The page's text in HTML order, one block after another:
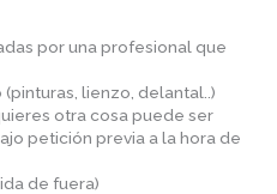
por una profesional que
lienzo, delantal..)
otra cosa puede ser
petición previa a la hora de
de fuera)